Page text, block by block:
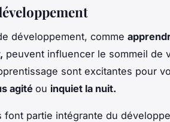
développement, comme
peuvent influencer le sommeil de
sont excitantes pour
agité ou inquiet la nuit.
font partie intégrante du